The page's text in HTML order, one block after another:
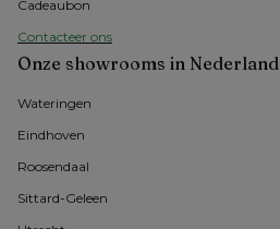
Cadeaubon
Contacteer ons
Onze showrooms in Nederland
Wateringen
Eindhoven
Roosendaal
Sittard-Geleen